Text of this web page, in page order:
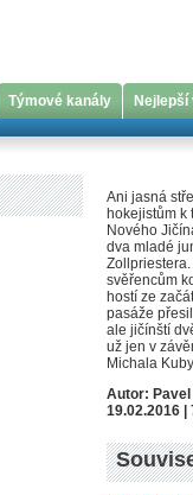
Týmové kanály Nejlepší
Ani jasná
hokejistům k
Nového
dva mladé
svěřencům
hostí ze
pasáže
ale jičínští
už jen v
Michala
Autor: Pavel
19.02.2016 |